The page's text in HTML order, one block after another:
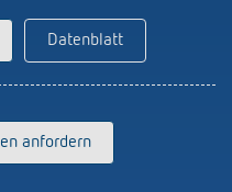
effizient
Datenblatt
anfordern